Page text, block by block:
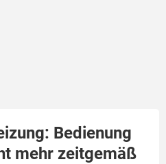
Bedienung
mehr zeitgemäß